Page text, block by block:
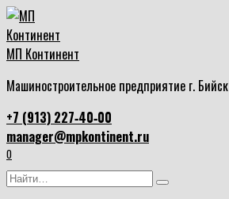
Перейти
к
содержанию
МП Континент
Машиностроительное предприятие г. Бийск
+7 (913) 227‑40‑00
manager@mpkontinent.ru
0
Search